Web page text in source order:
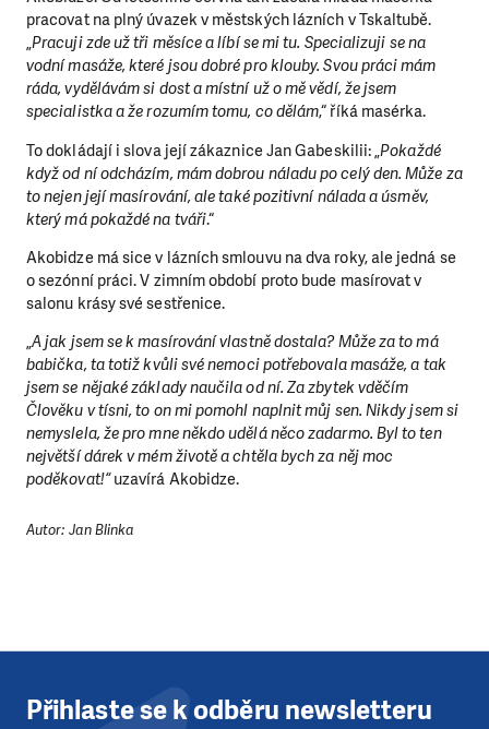
pracovat na plný úvazek v městských lázních v Tskaltubě.
„Pracuji zde už tři měsíce a líbí se mi tu. Specializuji se na
vodní masáže, které jsou dobré pro klouby. Svou práci mám
ráda, vydělávám si dost a místní už o mě vědí, že jsem
specialistka a že rozumím tomu, co dělám,“ říká masérka.
To dokládají i slova její zákaznice Jan Gabeskilii: „Pokaždé
když od ní odcházím, mám dobrou náladu po celý den. Může za
to nejen její masírování, ale také pozitivní nálada a úsměv,
který má pokaždé na tváři.“
Akobidze má sice v lázních smlouvu na dva roky, ale jedná se
o sezónní práci. V zimním období proto bude masírovat v
salonu krásy své sestřenice.
„A jak jsem se k masírování vlastně dostala? Může za to má
babička, ta totiž kvůli své nemoci potřebovala masáže, a tak
jsem se nějaké základy naučila od ní. Za zbytek vděčím
Člověku v tísni, to on mi pomohl naplnit můj sen. Nikdy jsem si
nemyslela, že pro mne někdo udělá něco zadarmo. Byl to ten
největší dárek v mém životě a chtěla bych za něj moc
poděkovat!“uzavírá Akobidze.
Autor: Jan Blinka
LÍBÍ SE VÁM, CO DĚLÁME?
Abychom mohli pomáhat smysluplně, neobejdeme se bez
už se nám rozhodnete pomoci jedním darem nebo se
dárcem Klubu přátel, Vaše dary nám umožní pomoci vždy
nejvíce potřeba.
Přihlaste se k odběru newsletteru